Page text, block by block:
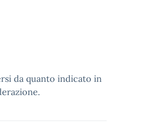
da quanto indicato in